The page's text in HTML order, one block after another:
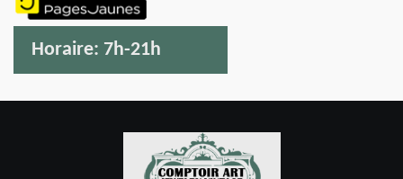
Horaire: 7h-21h